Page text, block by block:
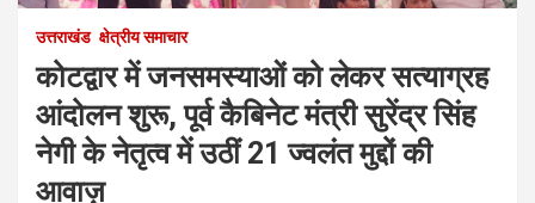
उत्तराखंड क्षेत्रीय समाचार
कोटद्वार में जनसमस्याओं को लेकर सत्याग्रह
आंदोलन शुरू, पूर्व कैबिनेट मंत्री सुरेंद्र सिंह
नेगी के नेतृत्व में उठीं 21 ज्वलंत मुद्दों की
आवाज़